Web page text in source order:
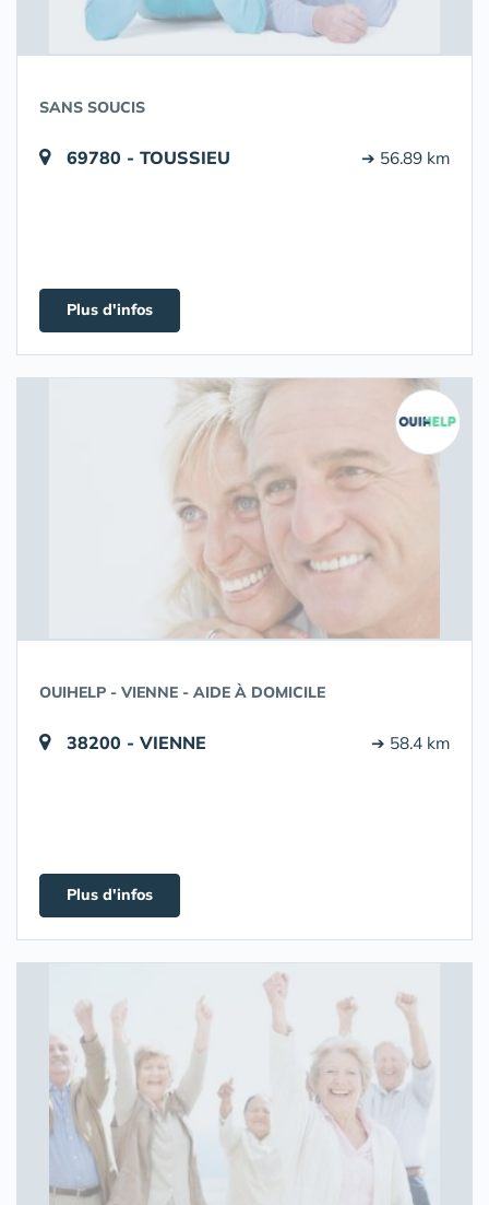
SANS SOUCIS
69780 - TOUSSIEU ➔ 56.89 km
Plus d'infos
OUIHELP - VIENNE - AIDE À DOMICILE
38200 - VIENNE ➔ 58.4 km
Plus d'infos